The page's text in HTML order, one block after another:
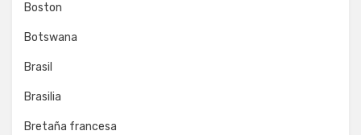
Boston
Botswana
Brasil
Brasilia
Bretaña francesa